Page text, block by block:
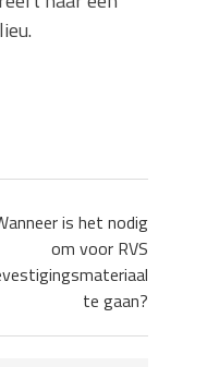
is het nodig
om voor RVS
te gaan?